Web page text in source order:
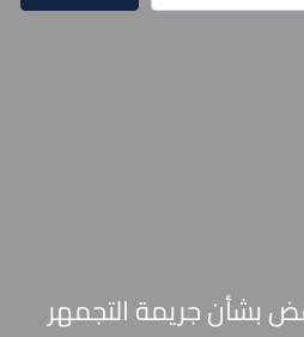
بشأن جريمة التجمهر